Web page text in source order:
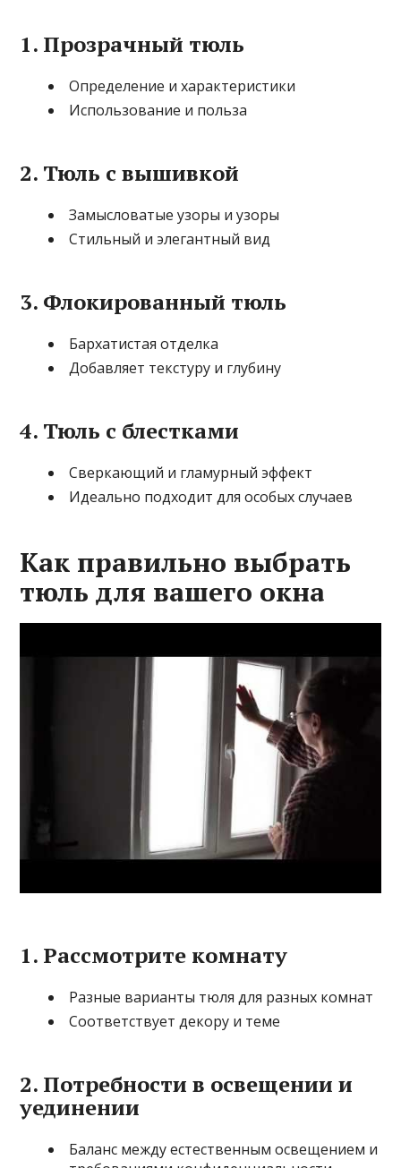
1. Прозрачный тюль
Определение и характеристики
Использование и польза
2. Тюль с вышивкой
Замысловатые узоры и узоры
Стильный и элегантный вид
3. Флокированный тюль
Бархатистая отделка
Добавляет текстуру и глубину
4. Тюль с блестками
Сверкающий и гламурный эффект
Идеально подходит для особых случаев
Как правильно выбрать
тюль для вашего окна
1. Рассмотрите комнату
Разные варианты тюля для разных комнат
Соответствует декору и теме
2. Потребности в освещении и
уединении
Баланс между естественным освещением и